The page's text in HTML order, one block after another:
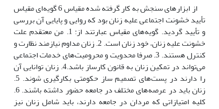
از ابزارهای سنجش به کار گرفته شده مقیاس 6 گویه‌ای مقیاس
تأیید خشونت اجتماعی علیه زنان بود که روایی و پایایی آن بررسی
و تأیید گردید. گویه‌های مقیاس عبارتند از: 1. من معتقدم علت
خشونت علیه زنان، خود زنان است. 2. زنان مداوم نیازمند نظارت و
کنترل هستند. 3. صرفا محدویت و محرومیت‌های خدمات اجتماعی
می‌تواند در تمکین زنان به قانون کارساز باشد.4. زنان توانایی آن
را دارند در پست‌های تصمیم ساز حکومتی بکارگیری شوند. 5.
زنان باید در عرصه‌های مختلف در جامعه حضور داشته باشند. 6.
کلیه امتیازاتی که مردان در جامعه دارند، باید شامل زنان نیز